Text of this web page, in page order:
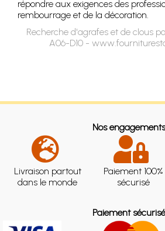
répondre aux exigences des
rembourrage et de la décoration.
Recherche d'agrafes et de clous
A06-D10 -
Nos
Livraison partout
dans le monde
Paiement 100%
sécurisé
Paiement